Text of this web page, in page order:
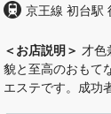
京王線 初台駅
＜お店説明＞ 才色
貌と至高のおもて
エステです。成功